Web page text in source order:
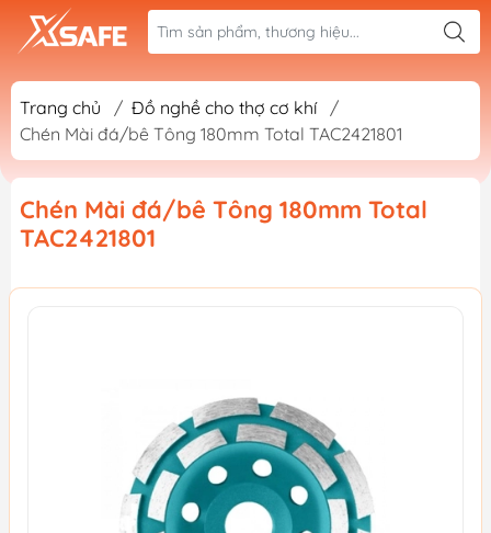
Trang chủ / Đồ nghề cho thợ cơ khí
/
Chén Mài đá/bê Tông 180mm Total TAC2421801
Chén Mài đá/bê Tông 180mm Total
TAC2421801